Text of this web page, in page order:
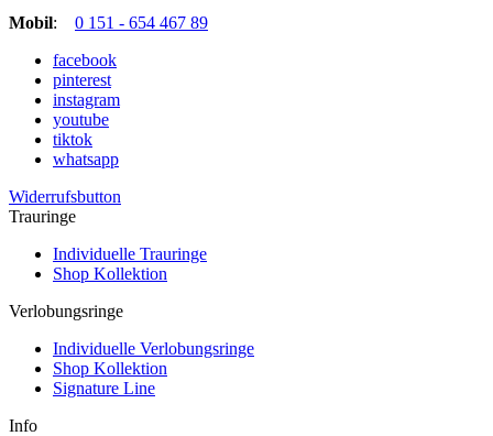
Mobil: 0 151 - 654 467 89
facebook
pinterest
instagram
youtube
tiktok
whatsapp
Widerrufsbutton
Trauringe
Individuelle Trauringe
Shop Kollektion
Verlobungsringe
Individuelle Verlobungsringe
Shop Kollektion
Signature Line
Info